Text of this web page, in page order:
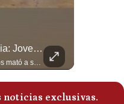
Tragedia En Tailandia: Joven De 14 Años Ataca A Su Familia Y Colegio | Gestión Mundo
Un adolescente de 14 años mató a sus abuelos y luego atacó su colegio de secundaria en Tailandia, dejando cinco fallecidos adicionales y más de 30 heridos antes de quitarse la vida. Según las autoridades y el primer ministro Anutin Charnvirakul, el hecho habría sido motivado por estrés académico extremo. El suceso reabre el debate sobre la alta posesión de armas de fuego en el país asiático. #Tailandia #Noticias #UltimaHora #NoticiasInternacionales #Shorts 👉 Suscríbete y activa la campana para no perderte nuestro análisis diario. 🌎 Síguenos en nuestras redes sociales: 📌 Web oficial: https://gestion.pe/mundo/ 📌 LinkedIn: http://bit.ly/3HYIET0 📌 X (Twitter): http://bit.ly/4noZtX9 📌 TikTok: http://bit.ly/4evB6TO